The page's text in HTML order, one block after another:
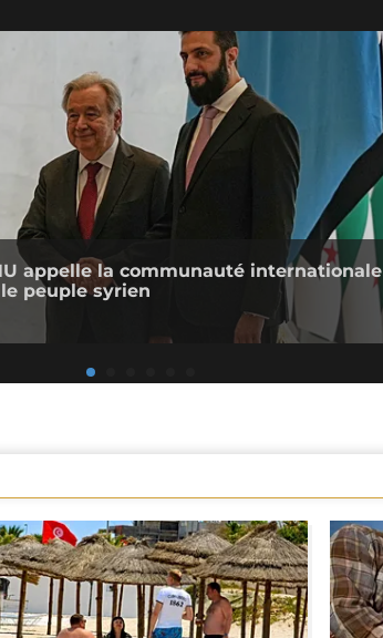
appelle la communauté internationale
peuple syrien